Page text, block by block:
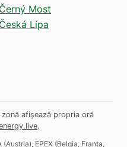
Černý Most
Česká Lípa
afișează propria oră
.
(Austria) EPEX (Belgia, Franța,